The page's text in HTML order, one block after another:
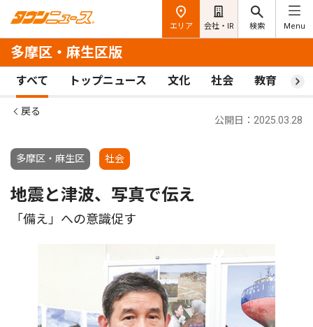
エリア 会社・IR 検索 Menu
多摩区・麻生区版
すべて トップニュース 文化 社会 教育 ス
戻る
多摩区・麻生区 社会
公開日：2025.03.28
地震と津波、写真で伝え
「備え」への意識促す